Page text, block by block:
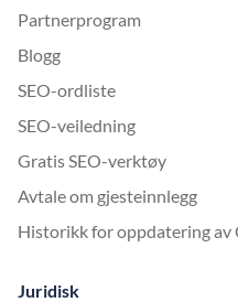
Partnerprogram
Blogg
SEO-ordliste
SEO-veiledning
Gratis SEO-verktøy
Avtale om gjesteinnlegg
Historikk for oppdatering av
Juridisk